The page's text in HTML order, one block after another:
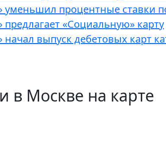
уменьшил процентные ставки
предлагает «Социальную» карту
выпуск дебетовых карт
в Москве на карте